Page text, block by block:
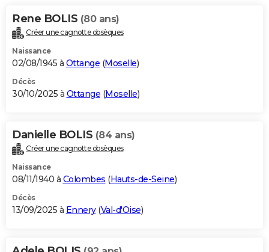
Alimentation
Guide de la santé
Maladies
Médicaments
Sommeil
VOYAGE
Destinations
City break
Voyage nature
Voyage de noces
Forum
Climat
+PHOTO
GUIDES D'ACHAT
BONS PLANS
Carte de Noël
Carte Bonne année
Carte Saint-Valentin
Carte Pâques
Carte d'anniversaire
DICTIONNAIRE
Dictionnaire
Biographies
Citations
Expressions
Proverbes
PROGRAMME TV
S'inscrire
Se connecter
Lycées
Collèges
Primaires
Universités
Entreprises
Service militaire
Avis de recherche
AVIS DE DÉCÈS
Rene BOLIS (80 ans)
Créer une cagnotte obsèques
Naissance
02/08/1945 à Ottange (Moselle)
Décès
30/10/2025 à Ottange (Moselle)
Danielle BOLIS (84 ans)
Créer une cagnotte obsèques
Naissance
08/11/1940 à Colombes (Hauts-de-Seine)
Décès
13/09/2025 à Ennery(Val-d'Oise)